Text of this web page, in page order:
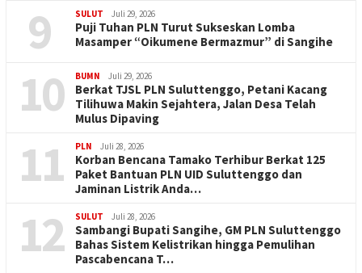
9 SULUT Juli 29, 2026
Puji Tuhan PLN Turut Sukseskan Lomba
Masamper “Oikumene Bermazmur” di Sangihe
10 BUMN Juli 29, 2026
Berkat TJSL PLN Suluttenggo, Petani Kacang
Tilihuwa Makin Sejahtera, Jalan Desa Telah
Mulus Dipaving
11 PLN Juli 28, 2026
Korban Bencana Tamako Terhibur Berkat 125
Paket Bantuan PLN UID Suluttenggo dan
Jaminan Listrik Anda…
12 SULUT Juli 28, 2026
Sambangi Bupati Sangihe, GM PLN Suluttenggo
Bahas Sistem Kelistrikan hingga Pemulihan
Pascabencana T…